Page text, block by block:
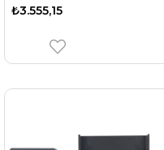
₺3.555,15